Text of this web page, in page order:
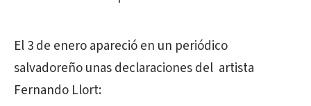
El 3 de enero apareció en un periódico
salvadoreño unas declaraciones del artista
Fernando Llort: